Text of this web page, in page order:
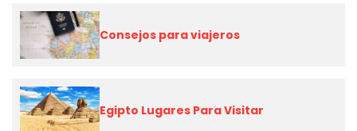
Consejos para viajeros
Egipto Lugares Para Visitar